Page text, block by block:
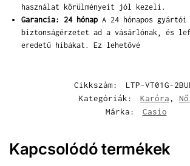
használat körülményeit jól kezeli.
Garancia: 24 hónap A 24 hónapos gyártói
biztonságérzetet ad a vásárlónak, és
eredetű hibákat. Ez lehetővé
Cikkszám:
LTP-VT01G-
Kategóriák:
Karóra,
Márka:
Casio
Kapcsolódó termékek